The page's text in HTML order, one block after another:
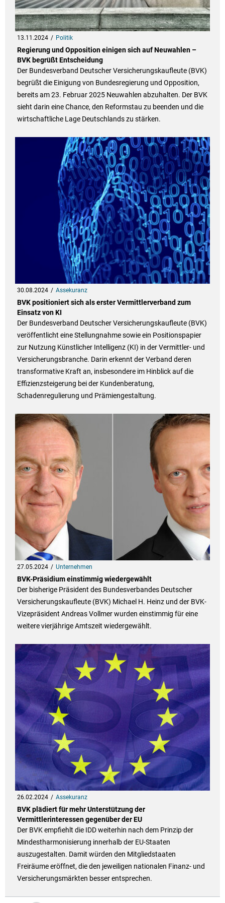
13.11.2024 Politik
Regierung und Opposition einigen sich auf Neuwahlen –
BVK begrüßt Entscheidung
Der Bundesverband Deutscher Versicherungskaufleute (BVK)
begrüßt die Einigung von Bundesregierung und Opposition,
bereits am 23. Februar 2025 Neuwahlen abzuhalten. Der BVK
sieht darin eine Chance, den Reformstau zu beenden und die
wirtschaftliche Lage Deutschlands zu stärken.
30.08.2024 Assekuranz
BVK positioniert sich als erster Vermittlerverband zum
Einsatz von KI
Der Bundesverband Deutscher Versicherungskaufleute (BVK)
veröffentlicht eine Stellungnahme sowie ein Positionspapier
zur Nutzung Künstlicher Intelligenz (KI) in der Vermittler- und
Versicherungsbranche. Darin erkennt der Verband deren
transformative Kraft an, insbesondere im Hinblick auf die
Effizienzsteigerung bei der Kundenberatung,
Schadenregulierung und Prämiengestaltung.
27.05.2024 Unternehmen
BVK-Präsidium einstimmig wiedergewählt
Der bisherige Präsident des Bundesverbandes Deutscher
Versicherungskaufleute (BVK) Michael H. Heinz und der BVK-
Vizepräsident Andreas Vollmer wurden einstimmig für eine
weitere vierjährige Amtszeit wiedergewählt.
26.02.2024 Assekuranz
BVK plädiert für mehr Unterstützung der
Vermittlerinteressen gegenüber der EU
Der BVK empfiehlt die IDD weiterhin nach dem Prinzip der
Mindestharmonisierung innerhalb der EU-Staaten
auszugestalten. Damit würden den Mitgliedstaaten
Freiräume eröffnet, die den jeweiligen nationalen Finanz- und
Versicherungsmärkten besser entsprechen.